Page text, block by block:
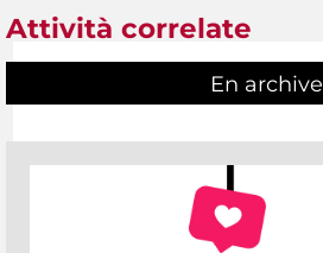
Attività correlate
En archive